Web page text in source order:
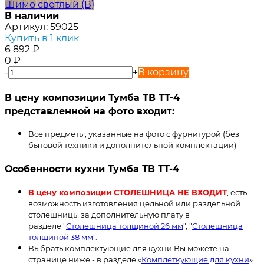
Шимо светлый (В)
В наличии
Артикул: 59025
Купить в 1 клик
6 892 ₽
0 ₽
-
+В корзину
В цену композиции Тумба ТВ ТТ-4
представленной на фото входит:
Все предметы, указанные на фото с фурнитурой (без
бытовой техники и дополнительной комплектации)
Особенности кухни Тумба ТВ ТТ-4
В цену композиции СТОЛЕШНИЦА НЕ ВХОДИТ, есть
возможность изготовления цельной или раздельной
столешницы за дополнительную плату в
разделе "Столешница толщиной 26 мм", "Столешница
толщиной 38 мм".
Выбрать комплектующие для кухни Вы можете на
странице ниже - в разделе «Комплеткующие для кухни»